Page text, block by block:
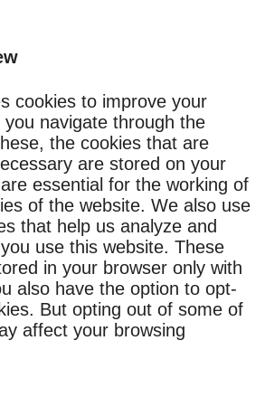
cookies to improve your
navigate through the
the cookies that are
are stored on your
essential for the working of
of the website. We also use
that help us analyze and
use this website. These
in your browser only with
also have the option to opt-
But opting out of some of
affect your browsing